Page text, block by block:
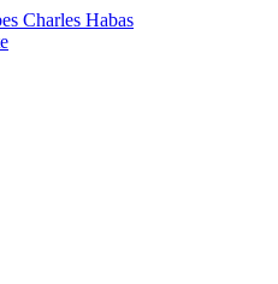
Charles Habas